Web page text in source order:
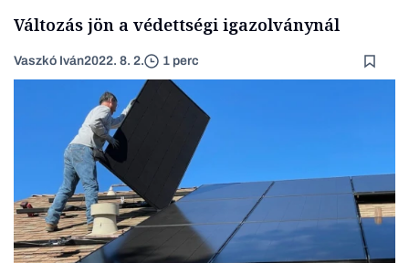
Változás jön a védettségi igazolványnál
Vaszkó Iván2022. 8. 2. 1 perc